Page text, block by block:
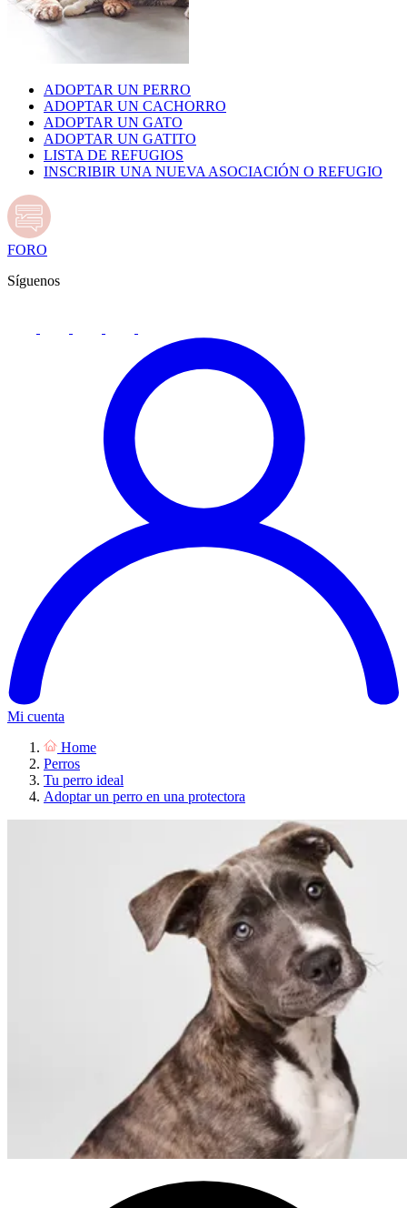
ADOPTAR UN PERRO
ADOPTAR UN CACHORRO
ADOPTAR UN GATO
ADOPTAR UN GATITO
LISTA DE REFUGIOS
INSCRIBIR UNA NUEVA ASOCIACIÓN O REFUGIO
FORO
Síguenos
Mi cuenta
Home
Perros
Tu perro ideal
Adoptar un perro en una protectora